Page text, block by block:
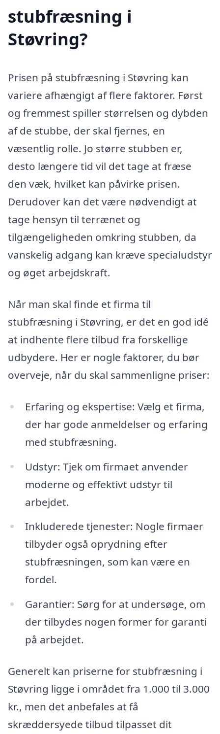
stubfræsning i
Støvring?
Prisen på stubfræsning i Støvring kan
variere afhængigt af flere faktorer. Først
og fremmest spiller størrelsen og dybden
af de stubbe, der skal fjernes, en
væsentlig rolle. Jo større stubben er,
desto længere tid vil det tage at fræse
den væk, hvilket kan påvirke prisen.
Derudover kan det være nødvendigt at
tage hensyn til terrænet og
tilgængeligheden omkring stubben, da
vanskelig adgang kan kræve specialudstyr
og øget arbejdskraft.
Når man skal finde et firma til
stubfræsning i Støvring, er det en god idé
at indhente flere tilbud fra forskellige
udbydere. Her er nogle faktorer, du bør
overveje, når du skal sammenligne priser:
Erfaring og ekspertise: Vælg et firma,
der har gode anmeldelser og erfaring
med stubfræsning.
Udstyr: Tjek om firmaet anvender
moderne og effektivt udstyr til
arbejdet.
Inkluderede tjenester: Nogle firmaer
tilbyder også oprydning efter
stubfræsningen, som kan være en
fordel.
Garantier: Sørg for at undersøge, om
der tilbydes nogen former for garanti
på arbejdet.
Generelt kan priserne for stubfræsning i
Støvring ligge i området fra 1.000 til 3.000
kr., men det anbefales at få
skræddersyede tilbud tilpasset dit